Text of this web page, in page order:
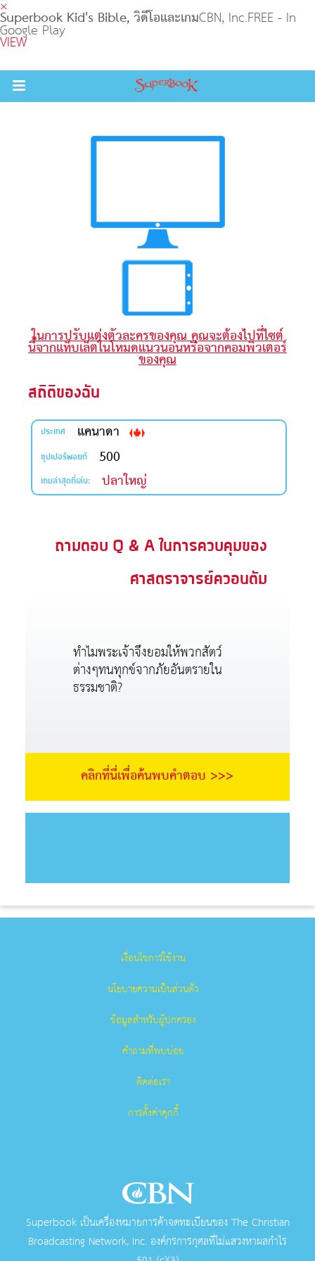
×
Superbook Kid's Bible, วิดีโอและเกมCBN, Inc.FREE - In
Google Play
VIEW
Return to Content
คัมภีร์
อกอากาศ
ในการปรับแต่งตัวละครของคุณ คุณจะต้องไปที่ไซต์
นี้จากแท็บเล็ตในโหมดแนวนอนหรือจากคอมพิวเตอร์
ของคุณ
สถิติของฉัน
ประเทศ แคนาดา
ซุปเปอร์พอยท์ 500
เกมล่าสุดที่เล่น: ปลาใหญ่
ถามตอบ Q & A ในการควบคุมของ
ศาสตราจารย์ควอนตัม
ทำไมพระเจ้าจึงยอมให้พวกสัตว์
ต่างๆทนทุกข์จากภัยอันตรายใน
ธรรมชาติ?
คลิกที่นี่เพื่อค้นพบคำตอบ >>>
เงื่อนไขการใช้งาน
นโยบายความเป็นส่วนตัว
ข้อมูลสำหรับผู้ปกครอง
คำถามที่พบบ่อย
ติดต่อเรา
การตั้งค่าคุกกี้
Superbook เป็นเครื่องหมายการค้าจดทะเบียนของ The Christian
Broadcasting Network, Inc. องค์กรการกุศลที่ไม่แสวงหาผลกําไร